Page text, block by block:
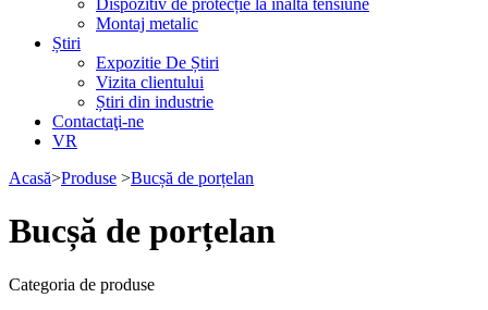
Dispozitiv de protecție la înaltă tensiune
Montaj metalic
Știri
Expozitie De Știri
Vizita clientului
Știri din industrie
Contactaţi-ne
VR
Acasă>Produse >Bucșă de porțelan
Bucșă de porțelan
Categoria de produse